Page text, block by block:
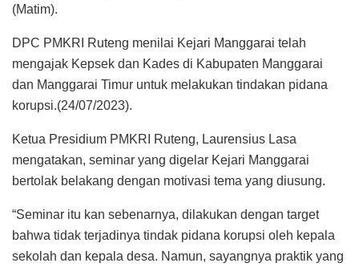
(Matim).
DPC PMKRI Ruteng menilai Kejari Manggarai telah
mengajak Kepsek dan Kades di Kabupaten Manggarai
dan Manggarai Timur untuk melakukan tindakan pidana
korupsi.(24/07/2023).
Ketua Presidium PMKRI Ruteng, Laurensius Lasa
mengatakan, seminar yang digelar Kejari Manggarai
bertolak belakang dengan motivasi tema yang diusung.
“Seminar itu kan sebenarnya, dilakukan dengan target
bahwa tidak terjadinya tindak pidana korupsi oleh kepala
sekolah dan kepala desa. Namun, sayangnya praktik yang